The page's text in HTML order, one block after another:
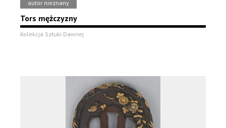
autor nieznany
Tors mężczyzny
Kolekcja Sztuki Dawnej